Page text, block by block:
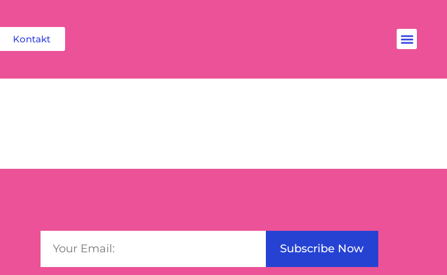
Kontakt
Subscribe Now